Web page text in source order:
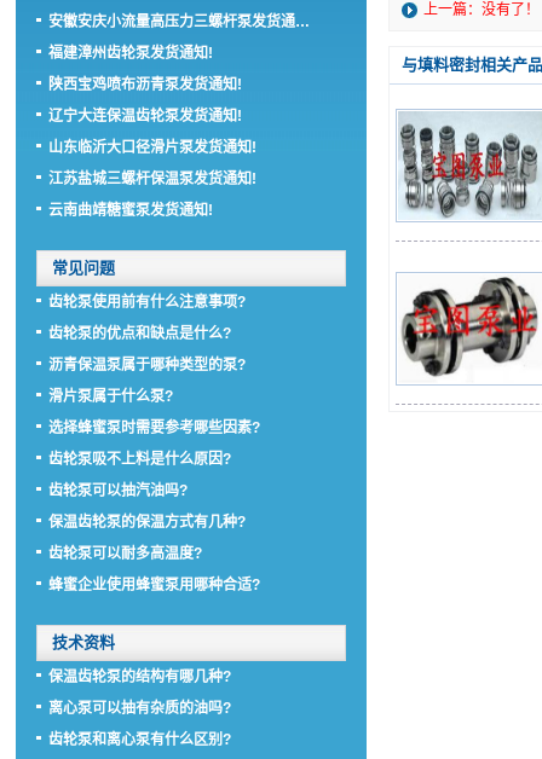
上一篇：没有了！
与填料密封相关产品
安徽安庆小流量高压力三螺杆泵发货通…
福建漳州齿轮泵发货通知!
陕西宝鸡喷布沥青泵发货通知!
辽宁大连保温齿轮泵发货通知!
山东临沂大口径滑片泵发货通知!
江苏盐城三螺杆保温泵发货通知!
云南曲靖糖蜜泵发货通知!
常见问题
齿轮泵使用前有什么注意事项?
齿轮泵的优点和缺点是什么?
沥青保温泵属于哪种类型的泵?
滑片泵属于什么泵?
选择蜂蜜泵时需要参考哪些因素?
齿轮泵吸不上料是什么原因?
齿轮泵可以抽汽油吗?
保温齿轮泵的保温方式有几种?
齿轮泵可以耐多高温度?
蜂蜜企业使用蜂蜜泵用哪种合适?
技术资料
保温齿轮泵的结构有哪几种?
离心泵可以抽有杂质的油吗?
齿轮泵和离心泵有什么区别?